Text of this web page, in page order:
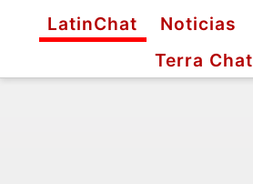
LatinChat
Noticias
Terra Chat